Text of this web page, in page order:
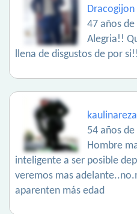
Dracogijon
47 años
Alegria!!
llena de disgustos de por si!!
kaulinareza
54 años
Hombre
inteligente a ser posible
veremos mas
aparenten más edad